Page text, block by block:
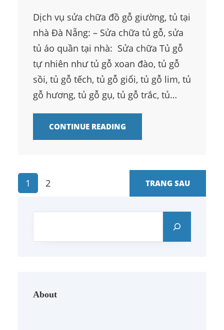
Dịch vụ sửa chữa đồ gỗ giường, tủ tại
nhà Đà Nẵng: – Sửa chữa tủ gỗ, sửa
tủ áo quần tại nhà: Sửa chữa Tủ gỗ
tự nhiên như tủ gỗ xoan đào, tủ gỗ
sồi, tủ gỗ tếch, tủ gỗ giổi, tủ gỗ lim, tủ
gỗ hương, tủ gỗ gụ, tủ gỗ trắc, tủ…
CONTINUE READING
1 2 TRANG SAU
a
About